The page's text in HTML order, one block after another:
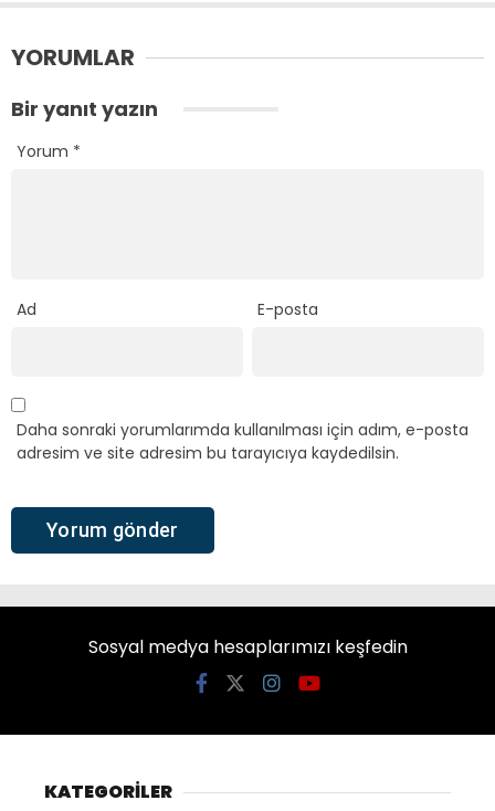
YORUMLAR
Bir yanıt yazın
Yorum *
Ad E-posta
Daha sonraki yorumlarımda kullanılması için adım, e-posta
adresim ve site adresim bu tarayıcıya kaydedilsin.
Sosyal medya hesaplarımızı keşfedin
KATEGORİLER